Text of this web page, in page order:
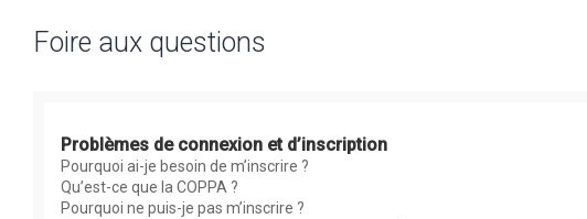
Foire aux questions
Problèmes de connexion et d’inscription
Pourquoi ai-je besoin de m’inscrire ?
Qu’est-ce que la COPPA ?
Pourquoi ne puis-je pas m’inscrire ?